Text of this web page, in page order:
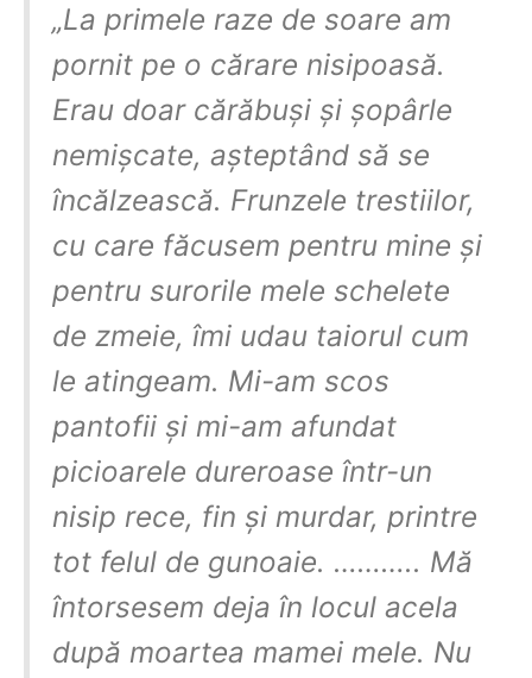
„La primele raze de soare am
pornit pe o cărare nisipoasă.
Erau doar cărăbuși și șopârle
nemișcate, așteptând să se
încălzească. Frunzele trestiilor,
cu care făcusem pentru mine și
pentru surorile mele schelete
de zmeie, îmi udau taiorul cum
le atingeam. Mi-am scos
pantofii și mi-am afundat
picioarele dureroase într-un
nisip rece, fin și murdar, printre
tot felul de gunoaie. ……….. Mă
întorsesem deja în locul acela
după moartea mamei mele. Nu